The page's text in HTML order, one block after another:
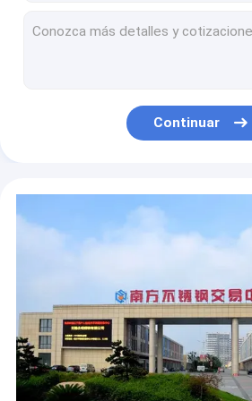
SS304 8K Espejo Bobina de acero inoxidable HL 0.5 mm 1 mm 2 mm 3
Bobina de acero inoxidable laminado en frío de 4" 1219MM
310S 321H laminó la superficie de acero inoxidable
Bobina de acero inoxidable en frío austenítica ASTM AISI de la
HL de la bobina de acero inoxidable en frío SB 316L ASTM A240
Continuar